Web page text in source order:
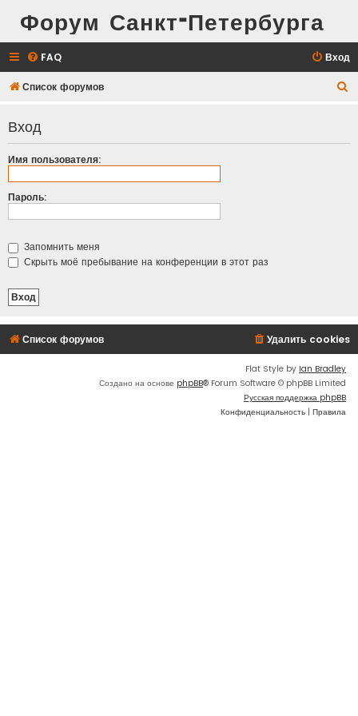
Форум Санкт-Петербурга
FAQ Вход
Список форумов
с
Вход
Имя пользователя:
Пароль:
Запомнить меня
Скрыть моё пребывание на конференции в этот раз
Список форумов Удалить cookies
Flat Style by Ian Bradley
Создано на основе phpBB® Forum Software © phpBB Limited
Русская поддержка phpBB
Конфиденциальность | Правила